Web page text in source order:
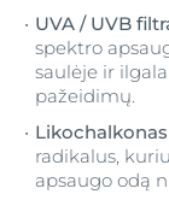
UVA / UVB
spektro
saulėje ir
pažeidimų.
Likochalkonas
radikalus,
apsaugo odą